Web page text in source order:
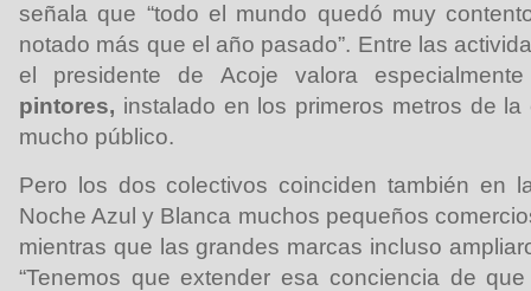
señala que “todo el mundo quedó muy
notado más que el año pasado”. Entre las
el presidente de Acoje valora
pintores, instalado en los primeros metros de
mucho público.
Pero los dos colectivos coinciden también en
Noche Azul y Blanca muchos pequeños
mientras que las grandes marcas incluso
“Tenemos que extender esa conciencia de